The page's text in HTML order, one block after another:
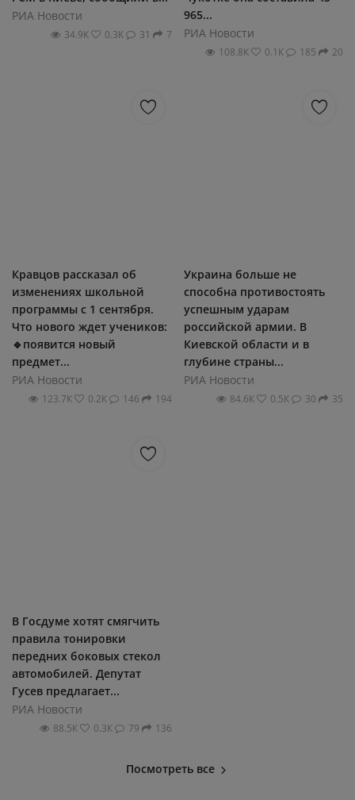
РИА Новости
34.9К 0.3К 31 7
965...
РИА Новости
108.8К 0.1К 185 20
Кравцов рассказал об
изменениях школьной
программы с 1 сентября.
Что нового ждет учеников:
🔹появится новый
предмет...
РИА Новости
123.7К 0.2К 146 194
Украина больше не
способна противостоять
успешным ударам
российской армии. В
Киевской области и в
глубине страны...
РИА Новости
84.6К 0.5К 30 35
В Госдуме хотят смягчить
правила тонировки
передних боковых стекол
автомобилей. Депутат
Гусев предлагает...
РИА Новости
88.5К 0.3К 79 136
Посмотреть все